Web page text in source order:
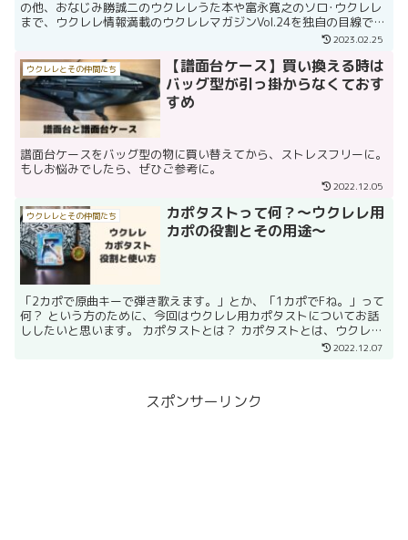
の他、おなじみ勝誠二のウクレレうた本や富永寛之のソロ･ウクレレ
まで、ウクレレ情報満載のウクレレマガジンVol.24を独自の目線でレ
2023.02.25
ウクレレとその仲間たち
【譜面台ケース】買い換える時は
バッグ型が引っ掛からなくておす
すめ
譜面台ケースをバッグ型の物に買い替えてから、ストレスフリーに。
もしお悩みでしたら、ぜひご参考に。
2022.12.05
ウクレレとその仲間たち
カポタストって何？〜ウクレレ用
カポの役割とその用途〜
「2カポで原曲キーで弾き歌えます。」とか、「1カポでFね。」って
何？ という方のために、今回はウクレレ用カポタストについてお話
ししたいと思います。 カポタストとは？ カポタストとは、ウクレレ
やギターなどの弦楽器を簡単に移調できる道具で、略し... 2022.12.07
スポンサーリンク